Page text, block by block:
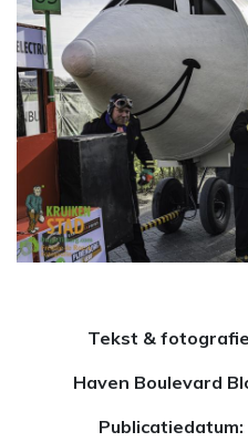
Tekst &
Haven Boulevard